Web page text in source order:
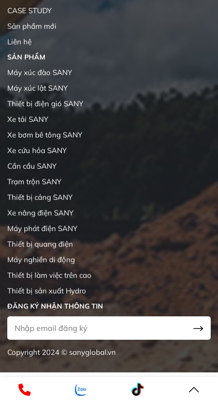
CASE STUDY
Sản phẩm mới
Liên hệ
SẢN PHẨM
Máy xúc đào SANY
Máy xúc lật SANY
Thiết bị điện gió SANY
Xe tải SANY
Xe bơm bê tông SANY
Xe cứu hỏa SANY
Cần cẩu SANY
Trạm trộn SANY
Thiết bị cảng SANY
Xe nâng điện SANY
Máy phát điện SANY
Thiết bị quang điện
Máy nghiền di động
Thiết bị làm việc trên cao
Thiết bị sản xuất Hydro
ĐĂNG KÝ NHẬN THÔNG TIN
Copyright 2024 © sanyglobal.vn